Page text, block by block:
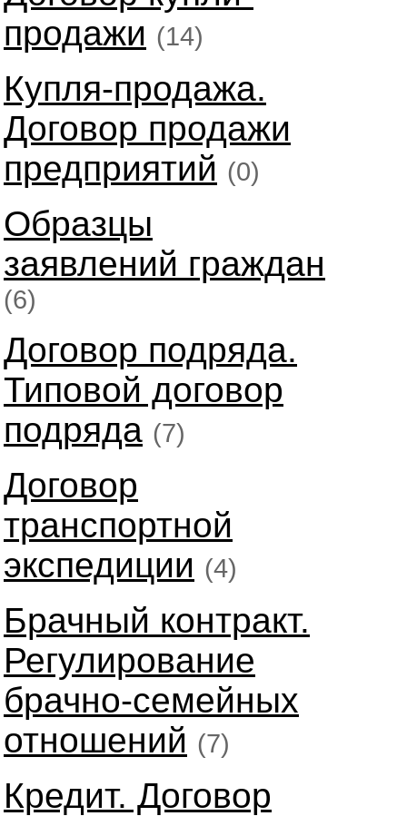
продажи (14)
Купля-продажа.
Договор продажи
предприятий (0)
Образцы
заявлений граждан
(6)
Договор подряда.
Типовой договор
подряда (7)
Договор
транспортной
экспедиции (4)
Брачный контракт.
Регулирование
брачно-семейных
отношений (7)
Кредит. Договор